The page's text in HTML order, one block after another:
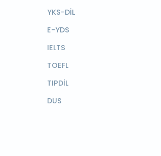
YKS-DİL
E-YDS
IELTS
TOEFL
TIPDİL
DUS